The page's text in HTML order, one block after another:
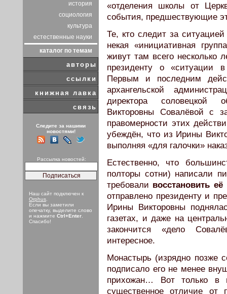
история
социология
культура
естественные науки
каталог по темам
авторы
ссылки
книжная лавка
связь
Следите за нашими
новостями!
Рассылка новостей:
Наш сайт подключен к
Orphus
Если вы заметили
опечатку, выделите слово
и нажмите Ctrl+Enter
Спасибо!
«отделения школы от
события, предшествующие
Те, кто следит за
некая «инициативная
живут там всего несколько
президенту о «ситуации
Первым и последним
архангельской
директора соловецкой
Викторовны Совалёвой с
правомерности этих
убеждён, что из Ирины
выполняя «для галочки»
Естественно, что
полторы сотни) написали
требовали восстановить
отправлено президенту и
Ирины Викторовны
газетах, и даже на
закончится «дело
интересное.
Монастырь (изрядно позже
подписало его не менее
прихожан… Вот только в
существенное отличие от